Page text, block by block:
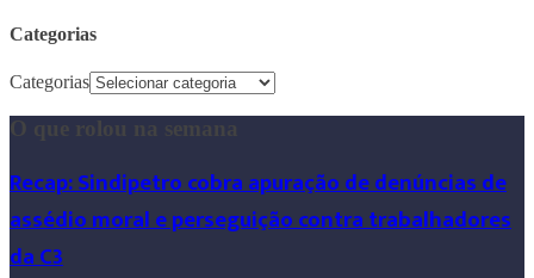
Categorias
Categorias
O que rolou na semana
Recap: Sindipetro cobra apuração de denúncias de
assédio moral e perseguição contra trabalhadores
da C3